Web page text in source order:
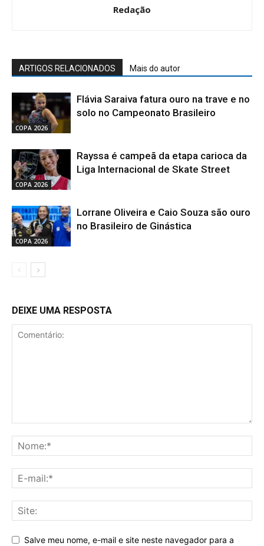
Redação
ARTIGOS RELACIONADOS Mais do autor
COPA 2026
Flávia Saraiva fatura ouro na trave e no
solo no Campeonato Brasileiro
COPA 2026
Rayssa é campeã da etapa carioca da
Liga Internacional de Skate Street
COPA 2026
Lorrane Oliveira e Caio Souza são ouro
no Brasileiro de Ginástica
DEIXE UMA RESPOSTA
Salve meu nome, e-mail e site neste navegador para a